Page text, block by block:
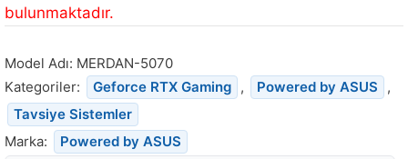
bulunmaktadır.
Model Adı: MERDAN-5070
Kategoriler:
Geforce RTX Gaming , Powered by ASUS
,
Tavsiye Sistemler
Marka:
Powered by ASUS